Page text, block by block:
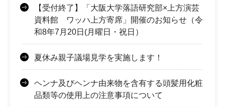
【受付終了】「大阪大学落語研究部×上方演芸
資料館 ワッハ上方寄席」開催のお知らせ（令
和8年7月20日(月曜日・祝日）
夏休み親子議場見学を実施します！
ヘンナ及びヘンナ由来物を含有する頭髪用化粧
品類等の使用上の注意事項について